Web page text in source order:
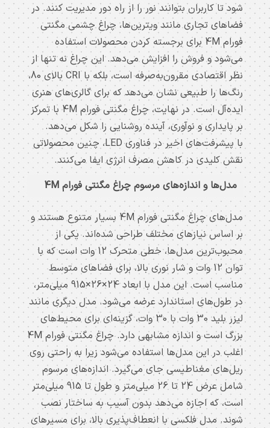
شود تا کاربران بتوانند نور را از راه دور مدیریت کنند. در
فضاهای تجاری مانند ویترین‌ها، چراغ چشمی مگنتی
فورام 4M برای برجسته کردن محصولات استفاده
می‌شود و فروش را افزایش می‌دهد. این چراغ نه تنها از
نظر اقتصادی مقرون‌به‌صرفه است، بلکه با CRI بالای 80،
رنگ‌ها را طبیعی نشان می‌دهد که برای گالری‌های هنری
ایده‌آل است. در نهایت، چراغ مگنتی فورام 4M با تمرکز
بر پایداری و نوآوری، آینده روشنایی را شکل می‌دهد.
با پیشرفت‌های اخیر در فناوری LED، چنین محصولاتی
نقش کلیدی در کاهش مصرف انرژی ایفا می‌کنند.
مدل‌ها و اندازه‌های مرسوم چراغ مگنتی فورام 4M
مدل‌های چراغ مگنتی فورام 4M بسیار متنوع هستند و
بر اساس نیازهای مختلف طراحی شده‌اند. یکی از
محبوب‌ترین مدل‌ها، خطی متحرک 12 وات است که با
توان 12 وات و شار نوری بالا، برای فضاهای متوسط
مناسب است. این مدل با ابعاد 24×26×915 میلی‌متر،
در طول‌های استاندارد عرضه می‌شود. مدل دیگری مانند
لیزر بلید 30 وات با 30 وات، گزینه‌ای برای محیط‌های
بزرگ است و اندازه مشابهی دارد. چراغ مگنتی فورام 4M
اغلب در این مدل‌ها استفاده می‌شود زیرا به راحتی روی
ریل‌های مغناطیسی جای می‌گیرد. اندازه‌های مرسوم
شامل عرض 24 تا 26 میلی‌متر و طول تا 915 میلی‌متر
است، که اجازه می‌دهد بدون آسیب به ساختار نصب
شوند. مدل فلکسی با انعطاف‌پذیری بالا، برای مسیرهای
جهت
اطلاع
از
قیمت
لیست
چراغ
های
مگنتی
صفحه
34M
فورام
لیست
قیمت
کاتالوگ
خرید
چراغ
مگنتی
48
ولت
چراغ
ریلی
مگنتی
مگنتار
چراغ
چشمی
مگنتی
برش
ریلی